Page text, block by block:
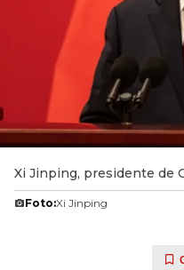
Xi Jinping, presidente de
Foto:Xi Jinping